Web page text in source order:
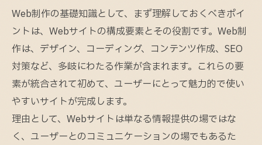
Web制作の基礎知識として、まず理解しておくべきポイ
ントは、Webサイトの構成要素とその役割です。Web制
作は、デザイン、コーディング、コンテンツ作成、SEO
対策など、多岐にわたる作業が含まれます。これらの要
素が統合されて初めて、ユーザーにとって魅力的で使い
やすいサイトが完成します。
理由として、Webサイトは単なる情報提供の場ではな
く、ユーザーとのコミュニケーションの場でもあるた